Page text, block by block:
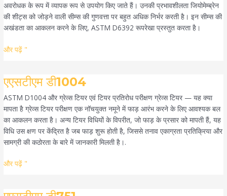
अवरोधक के रूप में व्यापक रूप से उपयोग किए जाते हैं। उनकी प्रभावशीलता जियोमेम्ब्रेन
की शीट्स को जोड़ने वाली सीम्स की गुणवत्ता पर बहुत अधिक निर्भर करती है। इन सीम्स की
अखंडता का आकलन करने के लिए, ASTM D6392 रूपरेखा प्रस्तुत करता है।
और पढ़ें "
एएसटीएम डी1004
ASTM D1004 और ग्रेव्स टियर एवं टियर प्रतिरोध परीक्षण ग्रेव्स टियर — यह क्या
मापता है ग्रेव्स टियर परीक्षण एक नॉचयुक्त नमूने में फाड़ आरंभ करने के लिए आवश्यक बल
का आकलन करता है। अन्य टियर विधियों के विपरीत, जो फाड़ के प्रसार को मापती हैं, यह
विधि उस क्षण पर केंद्रित है जब फाड़ शुरू होती है, जिससे तनाव एकाग्रता प्रतिक्रिया और
सामग्री की कठोरता के बारे में जानकारी मिलती है।.
एएसटीएम
डी1004
और पढ़ें "
एएसटीएम